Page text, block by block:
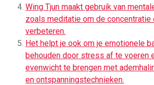
Wing Tjun maakt gebruik van
zoals meditatie om de concentratie
verbeteren.
Het helpt je ook om je emotionele
behouden door stress af te voeren
evenwicht te brengen met
en ontspanningstechnieken.